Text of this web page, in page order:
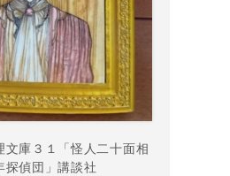
文庫３１「怪人二十面相
探偵団」講談社